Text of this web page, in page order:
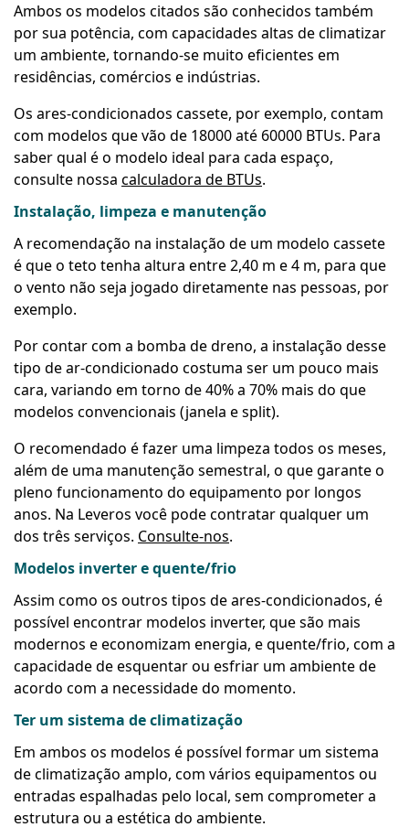
Ambos os modelos citados são conhecidos também
por sua potência, com capacidades altas de climatizar
um ambiente, tornando-se muito eficientes em
residências, comércios e indústrias.
Os ares-condicionados cassete, por exemplo, contam
com modelos que vão de 18000 até 60000 BTUs. Para
saber qual é o modelo ideal para cada espaço,
consulte nossa calculadora de BTUs.
Instalação, limpeza e manutenção
A recomendação na instalação de um modelo cassete
é que o teto tenha altura entre 2,40 m e 4 m, para que
o vento não seja jogado diretamente nas pessoas, por
exemplo.
Por contar com a bomba de dreno, a instalação desse
tipo de ar-condicionado costuma ser um pouco mais
cara, variando em torno de 40% a 70% mais do que
modelos convencionais (janela e split).
O recomendado é fazer uma limpeza todos os meses,
além de uma manutenção semestral, o que garante o
pleno funcionamento do equipamento por longos
anos. Na Leveros você pode contratar qualquer um
dos três serviços. Consulte-nos.
Modelos inverter e quente/frio
Assim como os outros tipos de ares-condicionados, é
possível encontrar modelos inverter, que são mais
modernos e economizam energia, e quente/frio, com a
capacidade de esquentar ou esfriar um ambiente de
acordo com a necessidade do momento.
Ter um sistema de climatização
Em ambos os modelos é possível formar um sistema
de climatização amplo, com vários equipamentos ou
entradas espalhadas pelo local, sem comprometer a
estrutura ou a estética do ambiente.